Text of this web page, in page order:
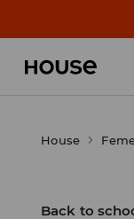
House
Back to